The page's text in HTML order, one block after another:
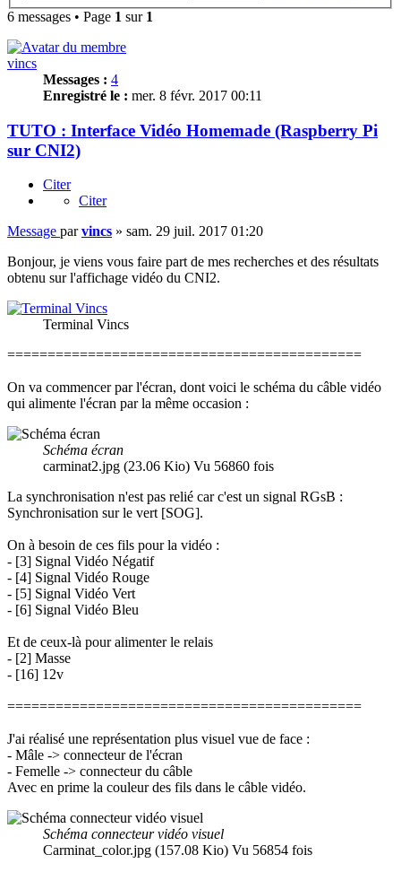
6 messages • Page 1 sur 1
vincs
Messages : 4
Enregistré le : mer. 8 févr. 2017 00:11
TUTO : Interface Vidéo Homemade (Raspberry Pi
sur CNI2)
Citer
Citer
Message parvincs » sam. 29 juil. 2017 01:20
Bonjour, je viens vous faire part de mes recherches et des résultats
obtenu sur l'affichage vidéo du CNI2.
Terminal Vincs
============================================
On va commencer par l'écran, dont voici le schéma du câble vidéo
qui alimente l'écran par la même occasion :
Schéma écran
carminat2.jpg (23.06 Kio) Vu 56860 fois
La synchronisation n'est pas relié car c'est un signal RGsB :
Synchronisation sur le vert [SOG].
On à besoin de ces fils pour la vidéo :
- [3] Signal Vidéo Négatif
- [4] Signal Vidéo Rouge
- [5] Signal Vidéo Vert
- [6] Signal Vidéo Bleu
Et de ceux-là pour alimenter le relais
- [2] Masse
- [16] 12v
============================================
J'ai réalisé une représentation plus visuel vue de face :
- Mâle -> connecteur de l'écran
- Femelle -> connecteur du câble
Avec en prime la couleur des fils dans le câble vidéo.
Schéma connecteur vidéo visuel
Carminat_color.jpg (157.08 Kio) Vu 56854 fois